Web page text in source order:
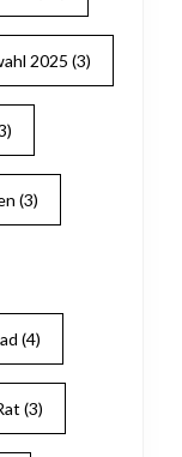
2025 (3)
(3)
(4)
(3)